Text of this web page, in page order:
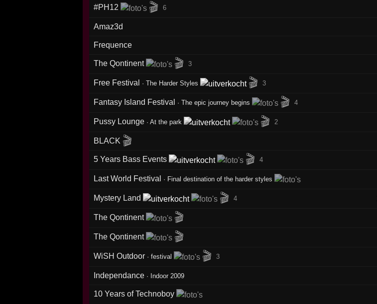
#PH12 🎬 6
Amaz3d
Frequence
The Qontinent 🎬 3
Free Festival ·The Harder Styles 🎬 3
Fantasy Island Festival ·The epic journey begins 🎬 4
Pussy Lounge ·At the park 🎬 2
BLACK 🎬
5 Years Bass Events 🎬 4
Last World Festival · Final destination of the harder styles
Mystery Land 🎬 4
The Qontinent 🎬
The Qontinent 🎬
WiSH Outdoor ·festival 🎬 3
Independance · Indoor 2009
10 Years of Technoboy